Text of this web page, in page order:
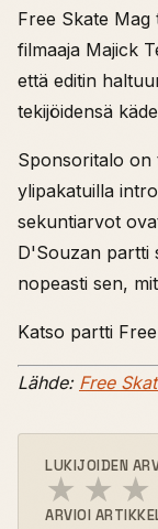
Free Skate Mag
filmaaja Majick
että editin
tekijöidensä
Sponsoritalo on
ylipakatuilla
sekuntiarvot
D'Souzan partti
nopeasti sen,
Katso partti
Lähde: Free
LUKIJOIDEN
★ ★ ★
ARVIOI